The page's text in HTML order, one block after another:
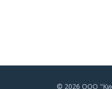
© 2026 ООО